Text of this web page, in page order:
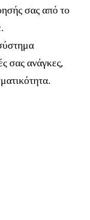
σας από το
σας ανάγκες,